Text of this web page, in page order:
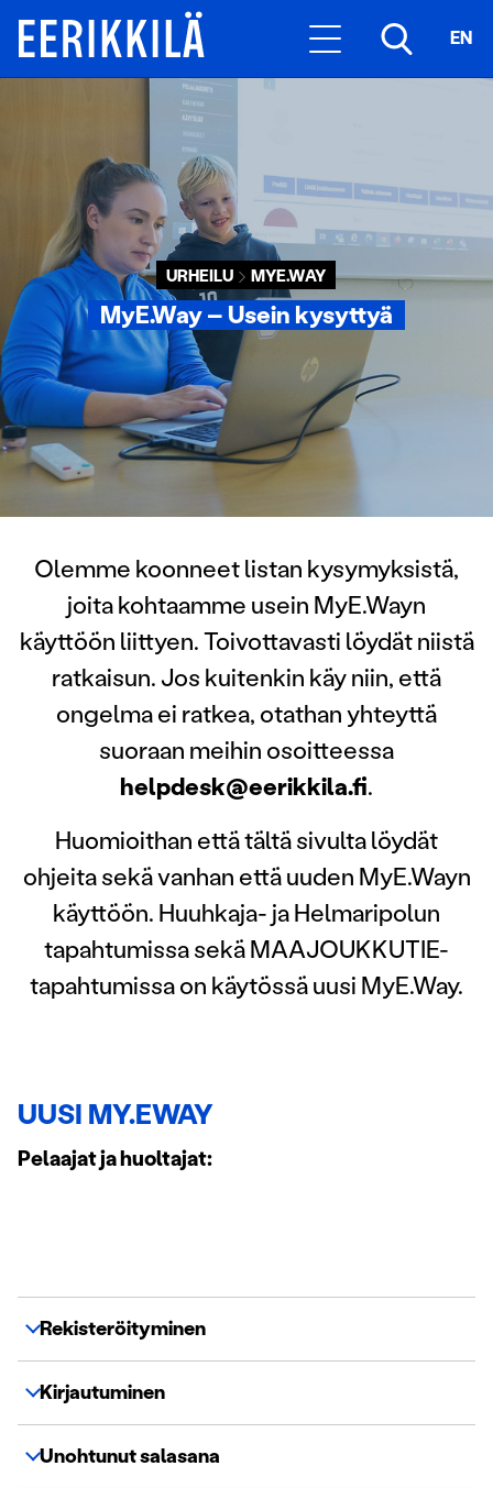
EN
URHEILU MYE.WAY
MyE.Way – Usein kysyttyä
Olemme koonneet listan kysymyksistä,
joita kohtaamme usein MyE.Wayn
käyttöön liittyen. Toivottavasti löydät niistä
ratkaisun. Jos kuitenkin käy niin, että
ongelma ei ratkea, otathan yhteyttä
suoraan meihin osoitteessa
helpdesk@eerikkila.fi.
Huomioithan että tältä sivulta löydät
ohjeita sekä vanhan että uuden MyE.Wayn
käyttöön. Huuhkaja- ja Helmaripolun
tapahtumissa sekä MAAJOUKKUTIE-
tapahtumissa on käytössä uusi MyE.Way.
UUSI MY.EWAY
Pelaajat ja huoltajat:
Rekisteröityminen
Kirjautuminen
Unohtunut salasana